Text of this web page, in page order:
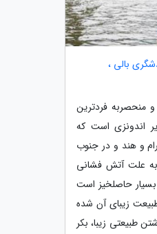
بالی ،
و منحصربه فردترین
اندونزی است که
و هند و در جنوب
به علت آتش فشانی
حاصلخیز است
زیبای آن شده
طبیعتی زیبا، بکر